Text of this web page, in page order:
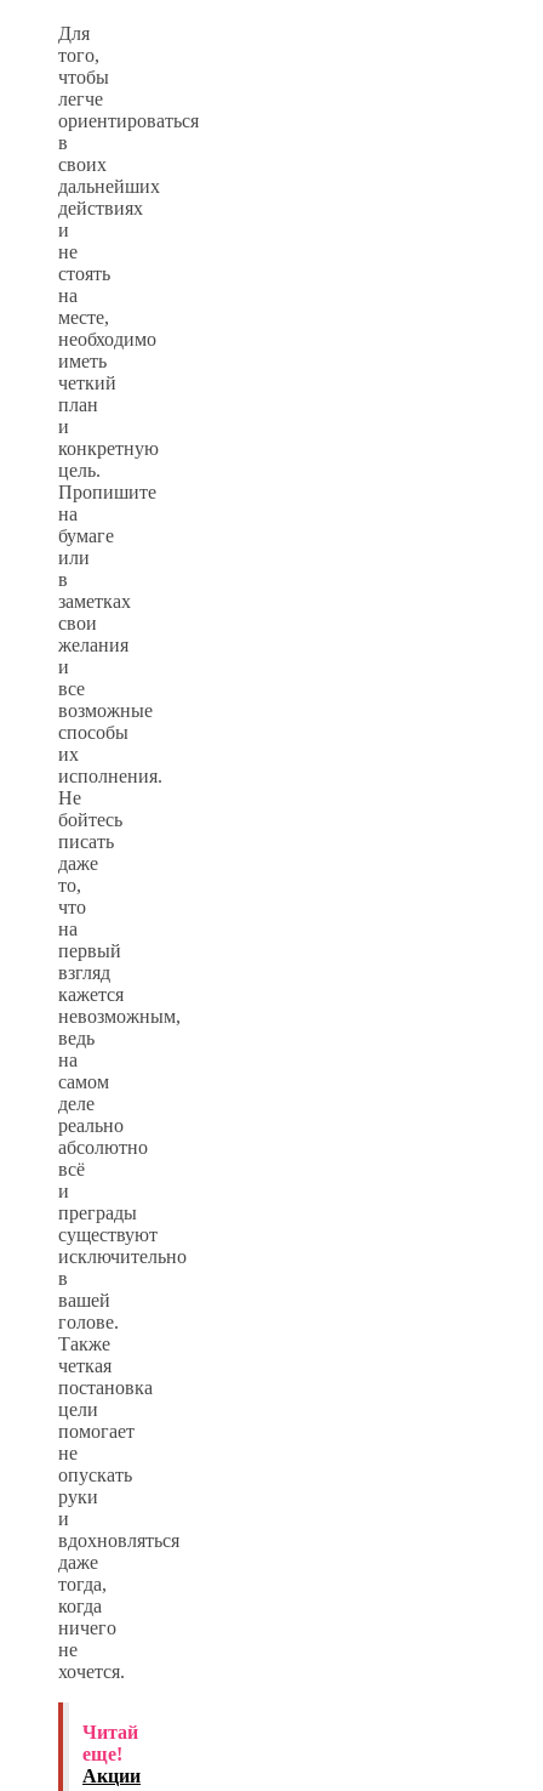
Для
того,
чтобы
легче
ориентироваться
в
своих
дальнейших
действиях
и
не
стоять
на
месте,
необходимо
иметь
четкий
план
и
конкретную
цель.
Пропишите
на
бумаге
или
в
заметках
свои
желания
и
все
возможные
способы
их
исполнения.
Не
бойтесь
писать
даже
то,
что
на
первый
взгляд
кажется
невозможным,
ведь
на
самом
деле
реально
абсолютно
всё
и
преграды
существуют
исключительно
в
вашей
голове.
Также
четкая
постановка
цели
помогает
не
опускать
руки
и
вдохновляться
даже
тогда,
когда
ничего
не
хочется.
Читай
еще!
Акции